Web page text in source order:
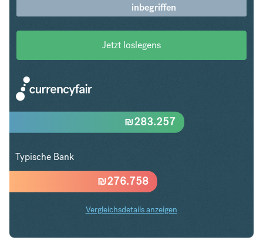
inbegriffen
Jetzt loslegens
₪276.758
₪283.257
Typische Bank
Vergleichsdetails anzeigen
USD in ILS Trends